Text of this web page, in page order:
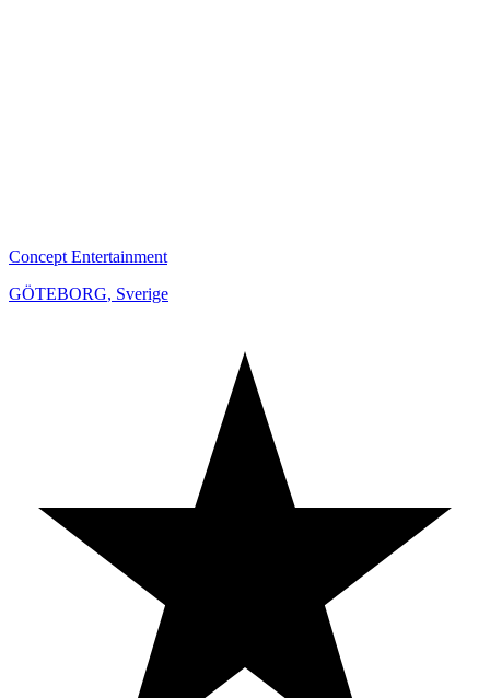
Concept Entertainment
GÖTEBORG, Sverige